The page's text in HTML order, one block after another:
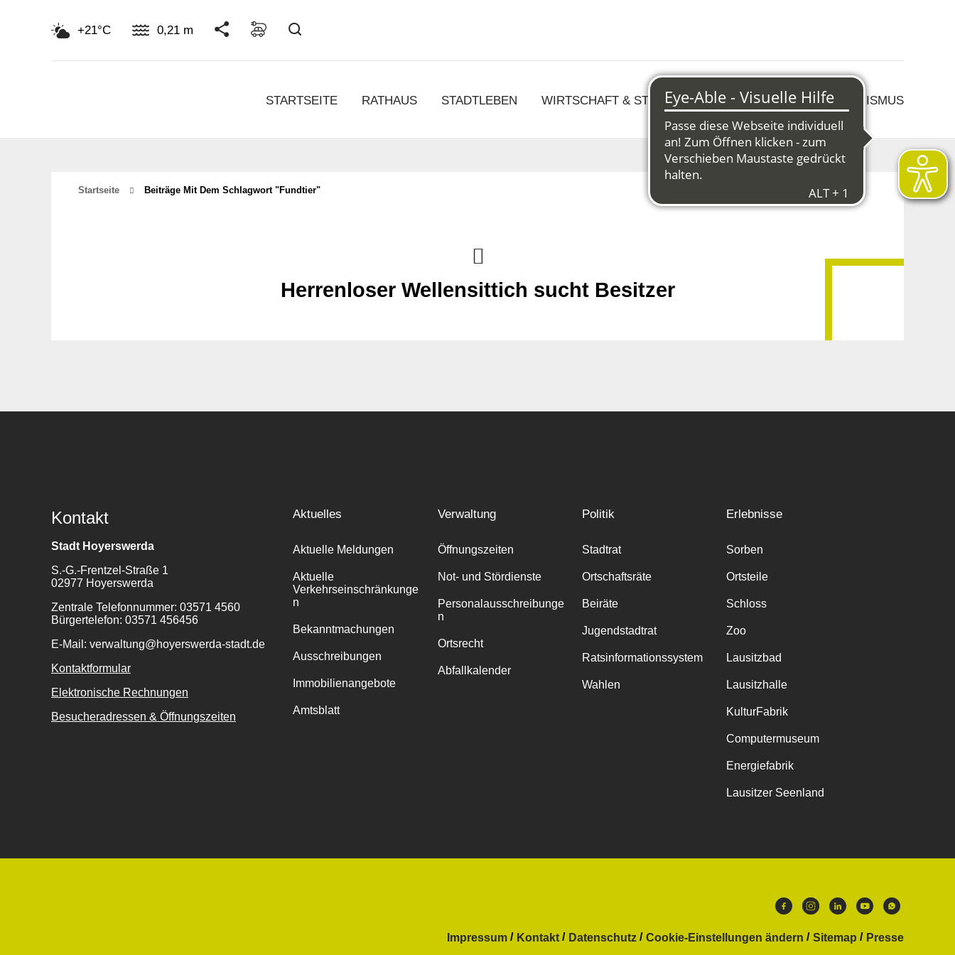
+21°C 0,21 m
STARTSEITE RATHAUS STADTLEBEN WIRTSCHAFT & STRUKTURWANDEL KULTUR & TOURISMUS
Startseite Beiträge Mit Dem Schlagwort "Fundtier"
Herrenloser Wellensittich sucht Besitzer
Kontakt
Stadt Hoyerswerda
S.-G.-Frentzel-Straße 1
02977 Hoyerswerda
Zentrale Telefonnummer: 03571 4560
Bürgertelefon: 03571 456456
E-Mail: verwaltung@hoyerswerda-stadt.de
Kontaktformular
Elektronische Rechnungen
Besucheradressen & Öffnungszeiten
Aktuelles
Aktuelle Meldungen
Aktuelle
Verkehrseinschränkunge
n
Bekanntmachungen
Ausschreibungen
Immobilienangebote
Amtsblatt
Verwaltung
Öffnungszeiten
Not- und Stördienste
Personalausschreibunge
n
Ortsrecht
Abfallkalender
Politik
Stadtrat
Ortschaftsräte
Beiräte
Jugendstadtrat
Ratsinformationssystem
Wahlen
Erlebnisse
Sorben
Ortsteile
Schloss
Zoo
Lausitzbad
Lausitzhalle
KulturFabrik
Computermuseum
Energiefabrik
Lausitzer Seenland
Impressum Kontakt Datenschutz Cookie-Einstellungen ändern Sitemap
Presse